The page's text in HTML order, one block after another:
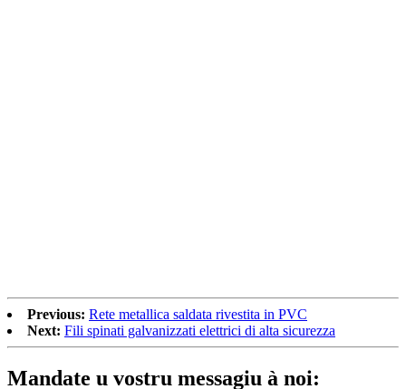
Previous: Rete metallica saldata rivestita in PVC
Next: Fili spinati galvanizzati elettrici di alta sicurezza
Mandate u vostru messagiu à noi: